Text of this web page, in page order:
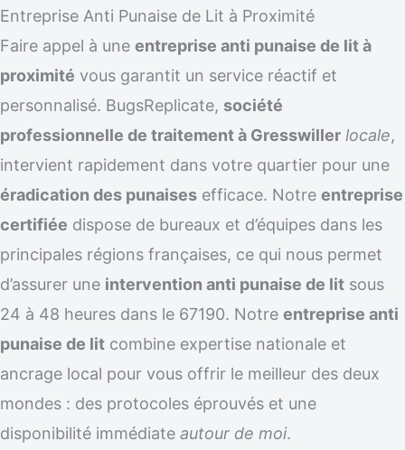
Entreprise Anti Punaise de Lit à Proximité
Faire appel à une entreprise anti punaise de lit à
proximité vous garantit un service réactif et
personnalisé. BugsReplicate, société
professionnelle de traitement à Gresswiller locale,
intervient rapidement dans votre quartier pour une
éradication des punaises efficace. Notre entreprise
certifiée dispose de bureaux et d’équipes dans les
principales régions françaises, ce qui nous permet
d’assurer une intervention anti punaise de lit sous
24 à 48 heures dans le 67190. Notre entreprise anti
punaise de lit combine expertise nationale et
ancrage local pour vous offrir le meilleur des deux
mondes : des protocoles éprouvés et une
disponibilité immédiate autour de moi.